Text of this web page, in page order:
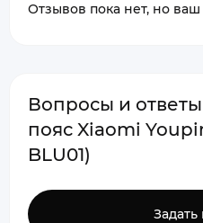
Отзывов пока нет, но
Вопросы и
пояс Xiaomi
BLU01)
Задать